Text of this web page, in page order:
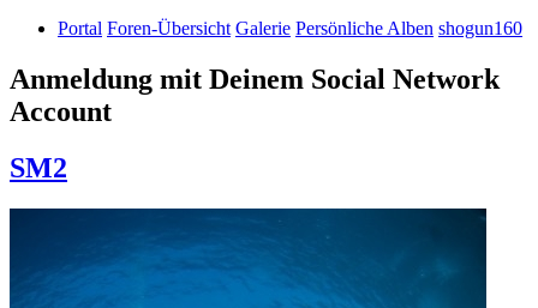
Portal Foren-Übersicht Galerie Persönliche Alben shogun160
Anmeldung mit Deinem Social Network
Account
SM2